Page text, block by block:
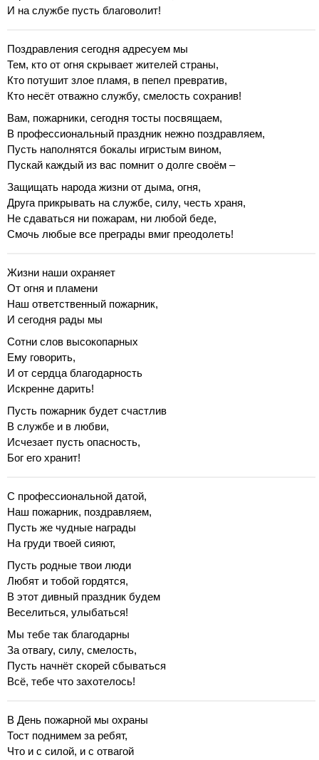
И на службе пусть благоволит!
Поздравления сегодня адресуем мы
Тем, кто от огня скрывает жителей страны,
Кто потушит злое пламя, в пепел превратив,
Кто несёт отважно службу, смелость сохранив!
Вам, пожарники, сегодня тосты посвящаем,
В профессиональный праздник нежно поздравляем,
Пусть наполнятся бокалы игристым вином,
Пускай каждый из вас помнит о долге своём –
Защищать народа жизни от дыма, огня,
Друга прикрывать на службе, силу, честь храня,
Не сдаваться ни пожарам, ни любой беде,
Смочь любые все преграды вмиг преодолеть!
Жизни наши охраняет
От огня и пламени
Наш ответственный пожарник,
И сегодня рады мы
Сотни слов высокопарных
Ему говорить,
И от сердца благодарность
Искренне дарить!
Пусть пожарник будет счастлив
В службе и в любви,
Исчезает пусть опасность,
Бог его хранит!
С профессиональной датой,
Наш пожарник, поздравляем,
Пусть же чудные награды
На груди твоей сияют,
Пусть родные твои люди
Любят и тобой гордятся,
В этот дивный праздник будем
Веселиться, улыбаться!
Мы тебе так благодарны
За отвагу, силу, смелость,
Пусть начнёт скорей сбываться
Всё, тебе что захотелось!
В День пожарной мы охраны
Тост поднимем за ребят,
Что и с силой, и с отвагой